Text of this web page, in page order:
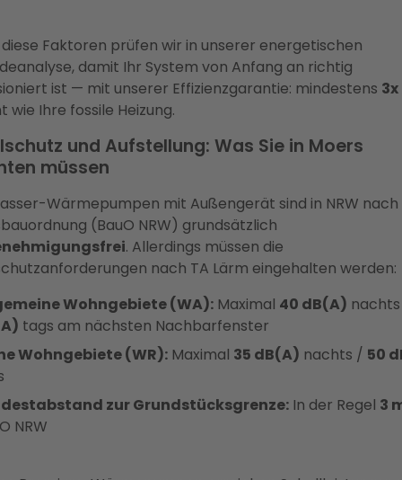
Faktoren prüfen wir in unserer energetischen
damit Ihr System von Anfang an richtig
ist — mit unserer Effizienzgarantie: mindestens 3x
wie Ihre fossile Heizung.
und Aufstellung: Was Sie in Moers
müssen
Wärmepumpen mit Außengerät sind in NRW
(BauO NRW) grundsätzlich
. Allerdings müssen die
nach TA Lärm eingehalten werden:
Wohngebiete (WA):Maximal 40 dB(A)
tags am nächsten Nachbarfenster
Wohngebiete (WR):Maximal 35 dB(A) nachts / 50
zur Grundstücksgrenze:In der Regel 3
NRW